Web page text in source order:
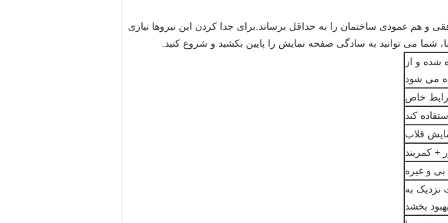
و هم عمودی ساختمان را به حداقل برساند.برای جدا کردن این نیروها نیازی
می توانید به سادگی صفحه نمایش را پایین بکشید و شروع کنید.
شده و از
می شود
کند
قلاب
+ کمربند
و غیره
نزدیک به
بخشد